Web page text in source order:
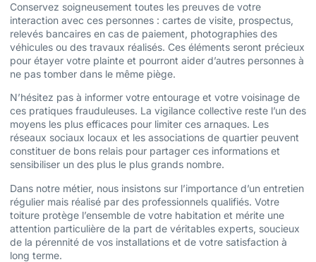
Conservez soigneusement toutes les preuves de votre
interaction avec ces personnes : cartes de visite, prospectus,
relevés bancaires en cas de paiement, photographies des
véhicules ou des travaux réalisés. Ces éléments seront précieux
pour étayer votre plainte et pourront aider d’autres personnes à
ne pas tomber dans le même piège.
N’hésitez pas à informer votre entourage et votre voisinage de
ces pratiques frauduleuses. La vigilance collective reste l’un des
moyens les plus efficaces pour limiter ces arnaques. Les
réseaux sociaux locaux et les associations de quartier peuvent
constituer de bons relais pour partager ces informations et
sensibiliser un des plus le plus grands nombre.
Dans notre métier, nous insistons sur l’importance d’un entretien
régulier mais réalisé par des professionnels qualifiés. Votre
toiture protège l’ensemble de votre habitation et mérite une
attention particulière de la part de véritables experts, soucieux
de la pérennité de vos installations et de votre satisfaction à
long terme.